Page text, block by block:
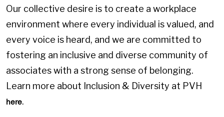
Our collective desire is to create a workplace
environment where every individual is valued, and
every voice is heard, and we are committed to
fostering an inclusive and diverse community of
associates with a strong sense of belonging.
Learn more about Inclusion & Diversity at PVH
here.